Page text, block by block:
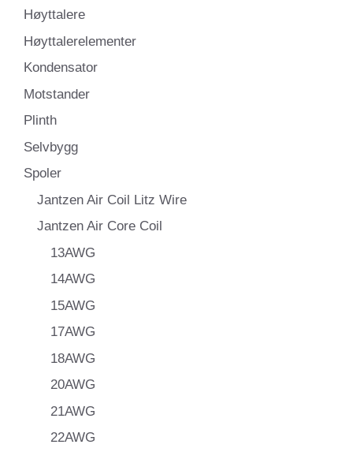
Høyttalere
Høyttalerelementer
Kondensator
Motstander
Plinth
Selvbygg
Spoler
Jantzen Air Coil Litz Wire
Jantzen Air Core Coil
13AWG
14AWG
15AWG
17AWG
18AWG
20AWG
21AWG
22AWG